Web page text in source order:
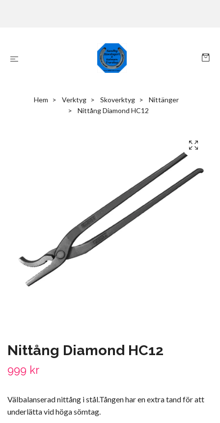
Hem Verktyg Skoverktyg
Nittänger
Nittång Diamond HC12
Nittång Diamond HC12
999 kr
Välbalanserad nittång i stål.Tången har en extra tand för att
underlätta vid höga sömtag.